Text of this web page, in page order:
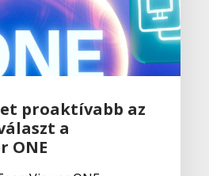
proaktívabb az
a
ONE